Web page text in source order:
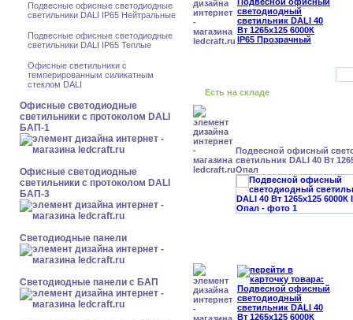
Подвесные офисные светодиодные
светильники DALI IP65 Нейтральные
Подвесные офисные светодиодные
светильники DALI IP65 Теплые
Офисные светильники с
темперированным силикатным
стеклом DALI
Офисные светодиодные
светильники с протоколом DALI
БАП-1
Офисные светодиодные
светильники с протоколом DALI
БАП-3
Cветодиодные панели
Cветодиодные панели с БАП
Есть на складе
Подвесной офисный
светильник DALI 40 Вт
Опал